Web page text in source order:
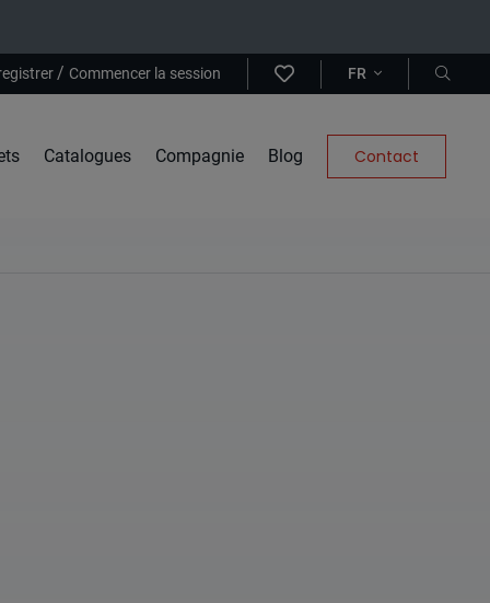
/ Commencer la session FR
Catalogues Compagnie Blog Contact